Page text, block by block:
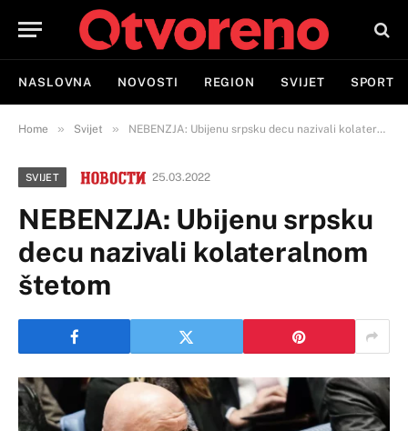
NASLOVNA NOVOSTI REGION SVIJET SPORT
Home » Svijet » NEBENZJA: Ubijenu srpsku decu nazivali kolateralnom štetom
SVIJET 25.03.2022
NEBENZJA: Ubijenu srpsku
decu nazivali kolateralnom
štetom